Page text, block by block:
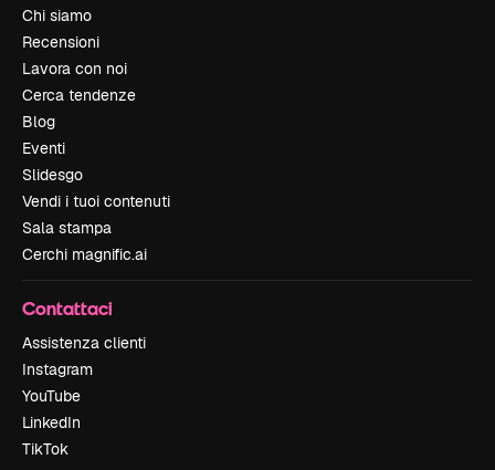
Chi siamo
Recensioni
Lavora con noi
Cerca tendenze
Blog
Eventi
Slidesgo
Vendi i tuoi contenuti
Sala stampa
Cerchi magnific.ai
Contattaci
Assistenza clienti
Instagram
YouTube
LinkedIn
TikTok